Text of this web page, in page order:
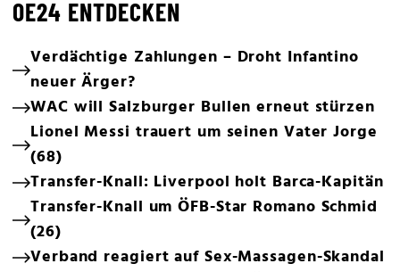
OE24 ENTDECKEN
Verdächtige Zahlungen – Droht Infantino
neuer Ärger?
WAC will Salzburger Bullen erneut stürzen
Lionel Messi trauert um seinen Vater Jorge
(68)
Transfer-Knall: Liverpool holt Barca-Kapitän
Transfer-Knall um ÖFB-Star Romano Schmid
(26)
Verband reagiert auf Sex-Massagen-Skandal